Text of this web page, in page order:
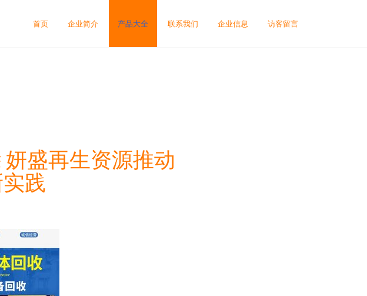
首页 企业简介 产品大全 联系我们 企业信息 访客留言
盛再生资源推动
践